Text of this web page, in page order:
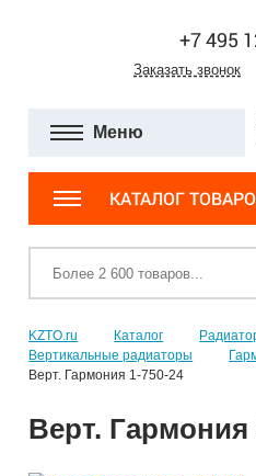
+7 495
Заказать звонок
Меню
КАТАЛОГ
KZTO.ru Каталог
Вертикальные радиаторы
Верт. Гармония 1-750-24
Верт. Гармония